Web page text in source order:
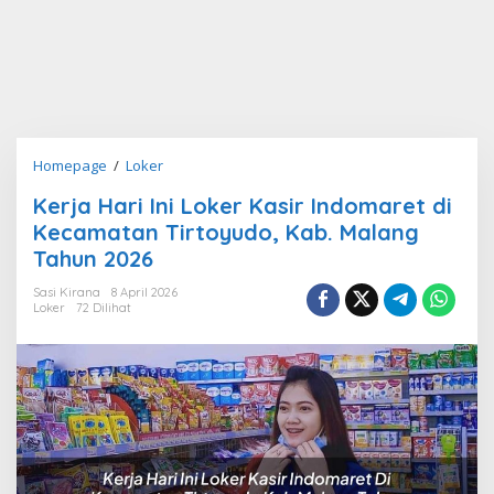
Homepage / LokerKerja
Ini
Loker
di
Tirtoyudo,
Kab.
Malang
Tahun
2026
Kerja Hari Ini Loker Kasir Indomaret di
Kecamatan Tirtoyudo, Kab. Malang
Tahun 2026
Sasi Kirana
8 April 2026
Loker
72 Dilihat